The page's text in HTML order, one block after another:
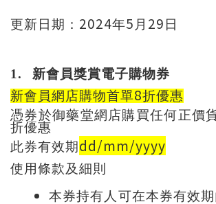
更新日期： 2024年5 月 29 日
1.
新會員獎賞電子購物券
新會員網店購物首單8折優惠
憑券於御藥堂網店購買任何正價
折優惠
此券有效期dd/mm/yyyy
使用條款及細則
本券持有人可在本券有效